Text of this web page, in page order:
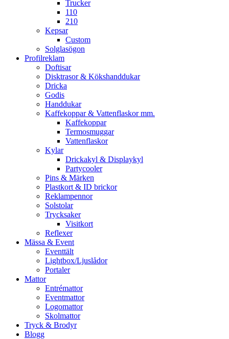
Trucker
110
210
Kepsar
Custom
Solglasögon
Profilreklam
Doftisar
Disktrasor & Kökshanddukar
Dricka
Godis
Handdukar
Kaffekoppar & Vattenflaskor mm.
Kaffekoppar
Termosmuggar
Vattenflaskor
Kylar
Drickakyl & Displaykyl
Partycooler
Pins & Märken
Plastkort & ID brickor
Reklampennor
Solstolar
Trycksaker
Visitkort
Reflexer
Mässa & Event
Eventtält
Lightbox/Ljuslådor
Portaler
Mattor
Entrémattor
Eventmattor
Logomattor
Skolmattor
Tryck & Brodyr
Blogg